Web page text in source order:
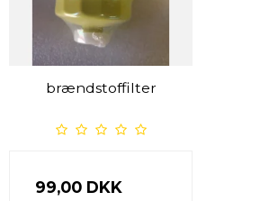
brændstoffilter
99,00 DKK